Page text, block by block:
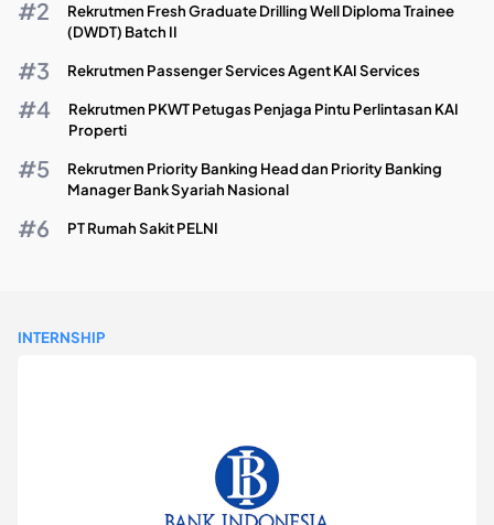
Rekrutmen Fresh Graduate Drilling Well Diploma Trainee
(DWDT) Batch II
Rekrutmen Passenger Services Agent KAI Services
Rekrutmen PKWT Petugas Penjaga Pintu Perlintasan KAI
Properti
Rekrutmen Priority Banking Head dan Priority Banking
Manager Bank Syariah Nasional
PT Rumah Sakit PELNI
INTERNSHIP